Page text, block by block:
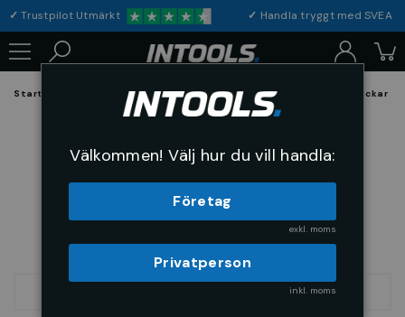
✓Trustpilot Utmärkt ✓ Handla tryggt med
Startsida Hållande och Spännverktyg Spännverktyg och Chuckar
SORTERA
Välkommen! Välj hur du vill handla:
Företag
exkl. moms
Privatperson
inkl. moms